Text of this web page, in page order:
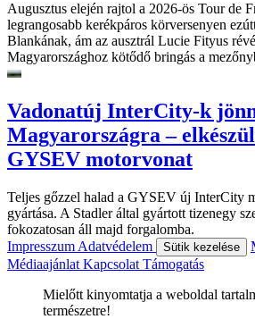
Augusztus elején rajtol a 2026-ös Tour de
legrangosabb kerékpáros körversenyen
Blankának, ám az ausztrál Lucie Fityus
Magyarországhoz kötődő bringás a
Vadonatúj InterCity-k
Magyarországra –
GYSEV motorvonat
Teljes gőzzel halad a GYSEV új InterCity
gyártása. A Stadler által gyártott tizenegy
fokozatosan áll majd forgalomba.
Impresszum Adatvédelem Sütik kezelése
Médiaajánlat Kapcsolat Támogatás
Mielőtt kinyomtatja a weboldal
természetre!